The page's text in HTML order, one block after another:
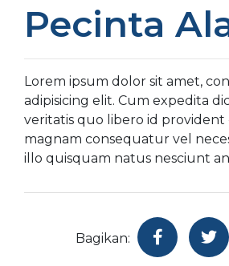
Pecinta
Lorem ipsum dolor sit amet,
adipisicing elit. Cum expedita
veritatis quo libero id provident
magnam consequatur vel
illo quisquam natus nesciunt
Bagikan: